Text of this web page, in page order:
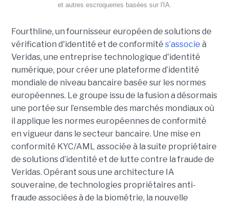
et autres escroqueries basées sur l'IA.
Fourthline, un fournisseur européen de solutions de
vérification d'identité et de conformité s’associe à
Veridas, une entreprise technologique d'identité
numérique, pour créer une plateforme d’identité
mondiale de niveau bancaire basée sur les normes
européennes. Le groupe issu de la fusion a désormais
une portée sur l’ensemble des marchés mondiaux où
il applique les normes européennes de conformité
en vigueur dans le secteur bancaire. Une mise en
conformité KYC/AML associée à la suite propriétaire
de solutions d’identité et de lutte contre la fraude de
Veridas. Opérant sous une architecture IA
souveraine, de technologies propriétaires anti-
fraude associées à de la biométrie, la nouvelle